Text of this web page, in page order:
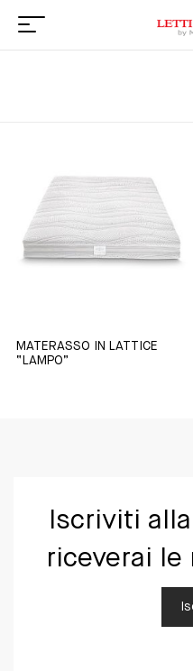
MATERASSO IN LATTICE
“LAMPO”
Iscriviti
riceverai le